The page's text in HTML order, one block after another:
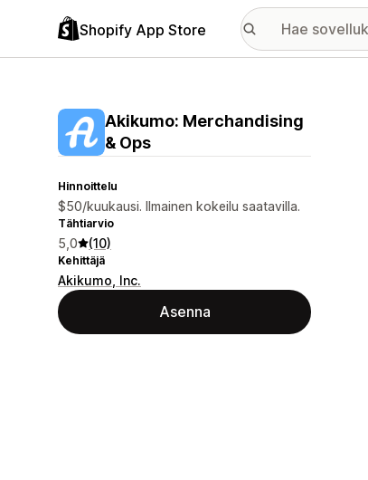
Shopify App Store
Akikumo: Merchandising
& Ops
Hinnoittelu
$50/kuukausi. Ilmainen kokeilu saatavilla.
Tähtiarvio
5,0 (10)
Kehittäjä
Akikumo, Inc.
Asenna